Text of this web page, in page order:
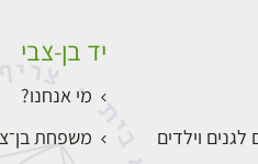
לגנים וילדים
יד בן-צבי
מי אנחנו?
משפחת